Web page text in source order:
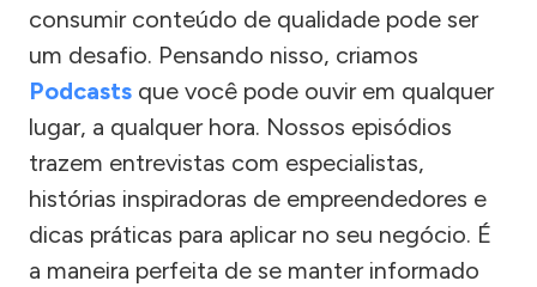
consumir conteúdo de qualidade pode ser
um desafio. Pensando nisso, criamos
Podcasts que você pode ouvir em qualquer
lugar, a qualquer hora. Nossos episódios
trazem entrevistas com especialistas,
histórias inspiradoras de empreendedores e
dicas práticas para aplicar no seu negócio. É
a maneira perfeita de se manter informado